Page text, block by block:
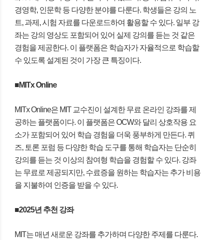
경영학, 인문학 등 다양한 분야를 다룬다. 학생들은 강의 노
트, 과제, 시험 자료를 다운로드하여 활용할 수 있다. 일부 강
좌는 강의 영상도 포함되어 있어 실제 강의를 듣는 것 같은
경험을 제공한다. 이 플랫폼은 학습자가 자율적으로 학습할
수 있도록 설계된 것이 가장 큰 특징이다.
■MITx Online
MITx Online은 MIT 교수진이 설계한 무료 온라인 강좌를 제
공하는 플랫폼이다. 이 플랫폼은 OCW와 달리 상호작용 요
소가 포함되어 있어 학습 경험을 더욱 풍부하게 만든다. 퀴
즈, 토론 포럼 등 다양한 학습 도구를 통해 학습자는 단순히
강의를 듣는 것 이상의 참여형 학습을 경험할 수 있다. 강좌
는 무료로 제공되지만, 수료증을 원하는 학습자는 추가 비용
을 지불하여 인증을 받을 수 있다.
■2025년 추천 강좌
MIT는 매년 새로운 강좌를 추가하며 다양한 주제를 다룬다.